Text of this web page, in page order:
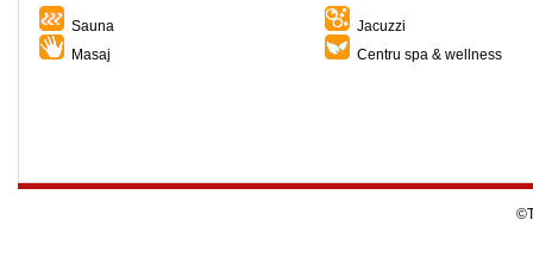
Sauna
Jacuzzi
Masaj
Centru spa & wellness